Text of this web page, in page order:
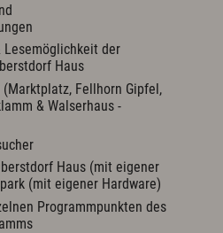
Lesemöglichkeit der
Haus
Fellhorn Gipfel,
& Walserhaus -
Haus (mit eigener
(mit eigener Hardware)
Programmpunkten des